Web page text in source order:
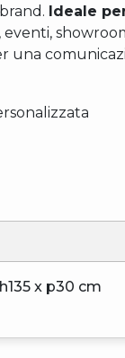
Ideale
una
x p30 cm